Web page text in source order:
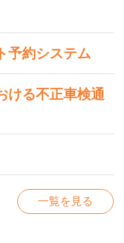
予約システム
ける不正車検通
一覧を見る